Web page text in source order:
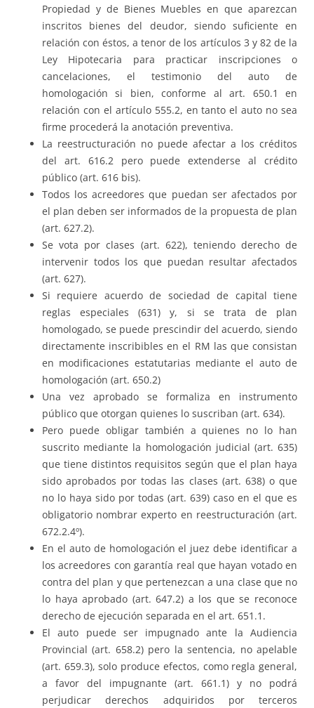
Propiedad y de Bienes Muebles en que aparezcan
inscritos bienes del deudor, siendo suficiente en
relación con éstos, a tenor de los artículos 3 y 82 de la
Ley Hipotecaria para practicar inscripciones o
cancelaciones, el testimonio del auto de
homologación si bien, conforme al art. 650.1 en
relación con el artículo 555.2, en tanto el auto no sea
firme procederá la anotación preventiva.
La reestructuración no puede afectar a los créditos
del art. 616.2 pero puede extenderse al crédito
público (art. 616 bis).
Todos los acreedores que puedan ser afectados por
el plan deben ser informados de la propuesta de plan
(art. 627.2).
Se vota por clases (art. 622), teniendo derecho de
intervenir todos los que puedan resultar afectados
(art. 627).
Si requiere acuerdo de sociedad de capital tiene
reglas especiales (631) y, si se trata de plan
homologado, se puede prescindir del acuerdo, siendo
directamente inscribibles en el RM las que consistan
en modificaciones estatutarias mediante el auto de
homologación (art. 650.2)
Una vez aprobado se formaliza en instrumento
público que otorgan quienes lo suscriban (art. 634).
Pero puede obligar también a quienes no lo han
suscrito mediante la homologación judicial (art. 635)
que tiene distintos requisitos según que el plan haya
sido aprobados por todas las clases (art. 638) o que
no lo haya sido por todas (art. 639) caso en el que es
obligatorio nombrar experto en reestructuración (art.
672.2.4º).
En el auto de homologación el juez debe identificar a
los acreedores con garantía real que hayan votado en
contra del plan y que pertenezcan a una clase que no
lo haya aprobado (art. 647.2) a los que se reconoce
derecho de ejecución separada en el art. 651.1.
El auto puede ser impugnado ante la Audiencia
Provincial (art. 658.2) pero la sentencia, no apelable
(art. 659.3), solo produce efectos, como regla general,
a favor del impugnante (art. 661.1) y no podrá
perjudicar derechos adquiridos por terceros